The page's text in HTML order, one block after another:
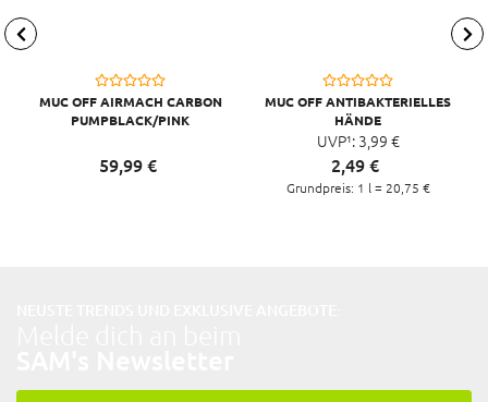
MUC OFF AIRMACH CARBON
PUMPBLACK/PINK
59,99 €
MUC OFF ANTIBAKTERIELLES
HÄNDE
DESINFEKTIONSMITTEL FLUID,
120 ML
UVP¹: 3,99 €
2,49€
Grundpreis: 1 l = 20,75 €